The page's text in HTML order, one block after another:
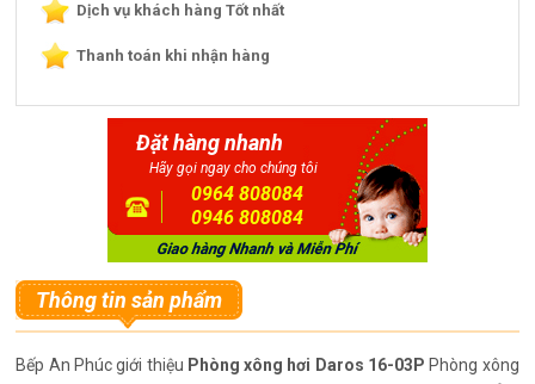
Dịch vụ khách hàng Tốt nhất
Thanh toán khi nhận hàng
Đặt hàng nhanh
Hãy gọi ngay cho chúng tôi
0964 808084
0946 808084
Thông tin sản phẩm
Bếp An Phúc giới thiệu Phòng xông hơi Daros 16-03P Phòng xông